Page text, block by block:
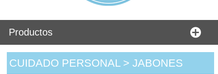
Productos
CUIDADO PERSONAL > JABONES